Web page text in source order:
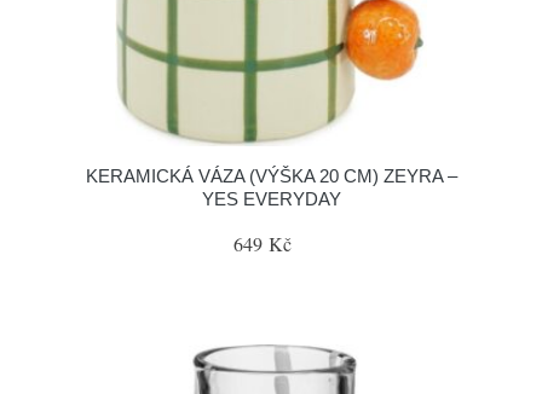
KERAMICKÁ VÁZA (VÝŠKA 20 CM) ZEYRA –
YES EVERYDAY
649 Kč